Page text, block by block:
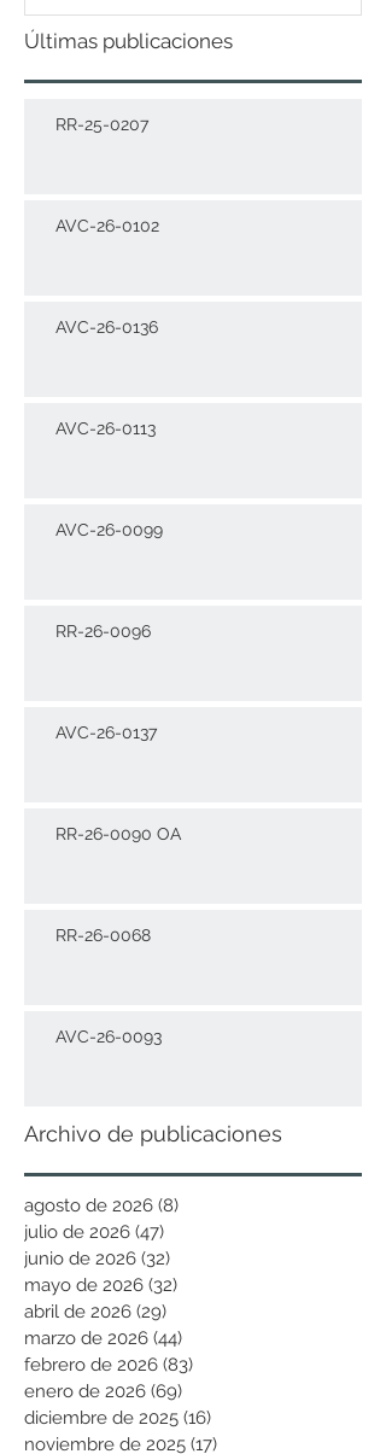
Últimas publicaciones
RR-25-0207
AVC-26-0102
AVC-26-0136
AVC-26-0113
AVC-26-0099
RR-26-0096
AVC-26-0137
RR-26-0090 OA
RR-26-0068
AVC-26-0093
Archivo de publicaciones
agosto de 2026 (8)
julio de 2026 (47)
junio de 2026 (32)
mayo de 2026 (32)
abril de 2026 (29)
marzo de 2026 (44)
febrero de 2026 (83)
enero de 2026 (69)
diciembre de 2025 (16)
noviembre de 2025 (17)